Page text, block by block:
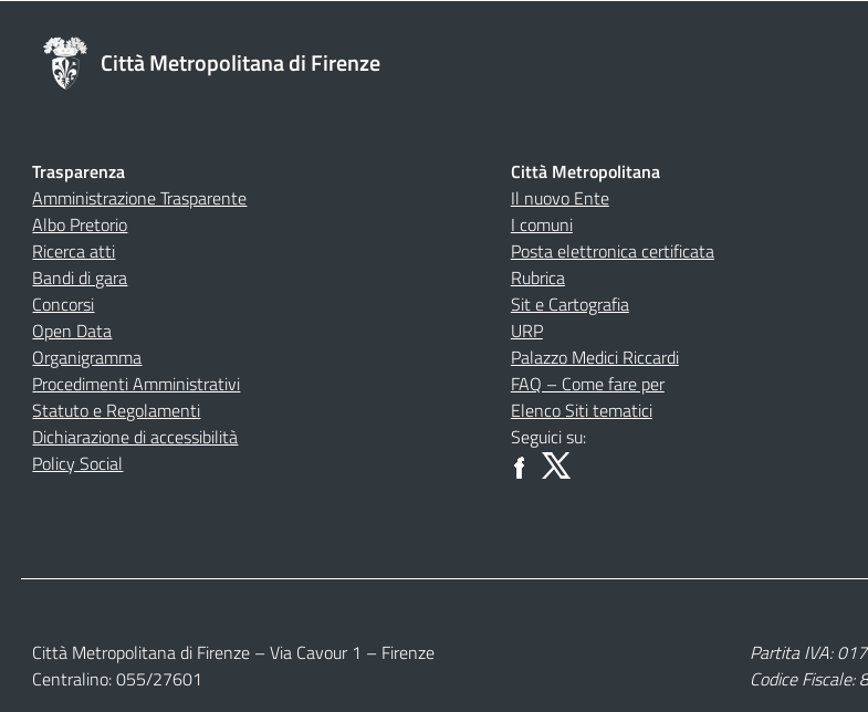
Città Metropolitana di Firenze
Trasparenza
Amministrazione Trasparente
Albo Pretorio
Ricerca atti
Bandi di gara
Concorsi
Open Data
Organigramma
Procedimenti Amministrativi
Statuto e Regolamenti
Dichiarazione di accessibilità
Policy Social
Città Metropolitana
Il nuovo Ente
I comuni
Posta elettronica certificata
Rubrica
Sit e Cartografia
URP
Palazzo Medici Riccardi
FAQ – Come fare per
Elenco Siti tematici
Seguici su:
Città Metropolitana di Firenze – Via Cavour 1 – Firenze
Centralino: 055/27601
Partita IVA:
Codice